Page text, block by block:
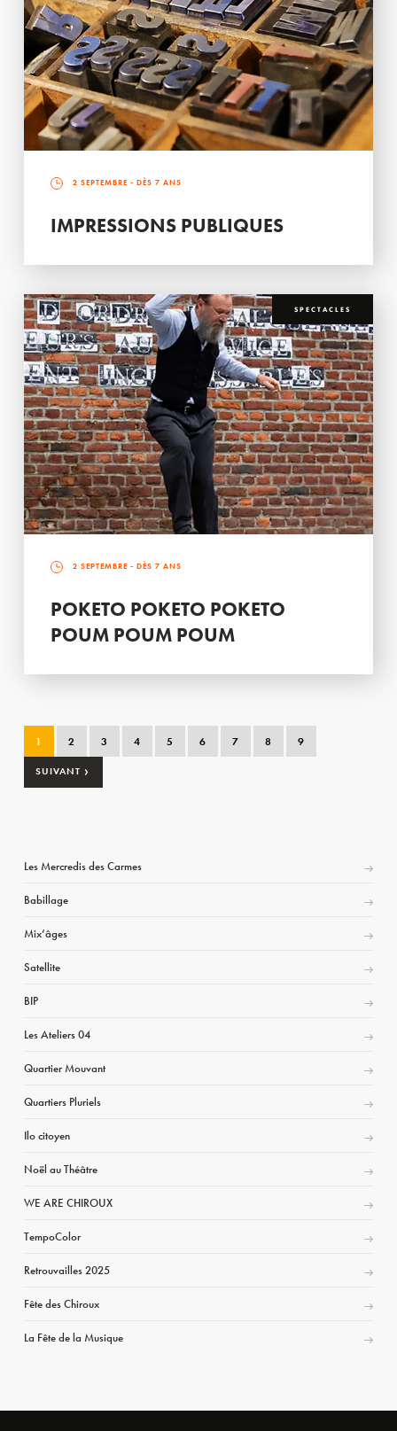
2 SEPTEMBRE - DÈS 7 ANS
IMPRESSIONS PUBLIQUES
SPECTACLES
2 SEPTEMBRE - DÈS 7 ANS
POKETO POKETO POKETO
POUM POUM POUM
1 2 3 4 5 6 7 8 9
SUIVANT ›
Les Mercredis des Carmes
Babillage
Mix’âges
Satellite
BIP
Les Ateliers 04
Quartier Mouvant
Quartiers Pluriels
Ilo citoyen
Noël au Théâtre
WE ARE CHIROUX
TempoColor
Retrouvailles 2025
Fête des Chiroux
La Fête de la Musique